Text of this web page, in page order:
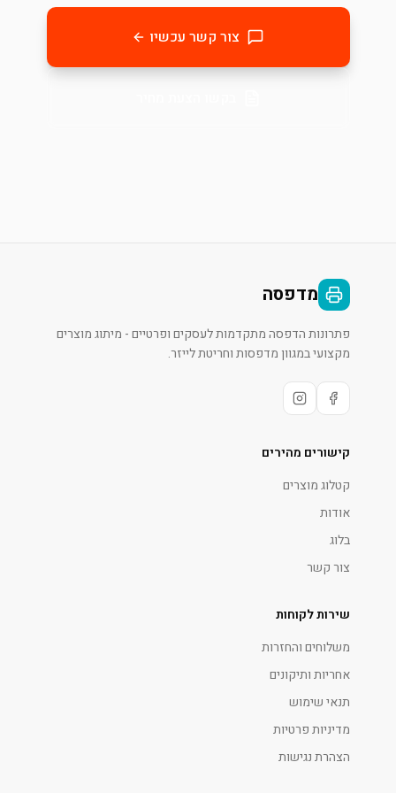
צור קשר עכשיו
מדפסה
פתרונות הדפסה מתקדמות לעסקים ופרטיים - מיתוג מוצרים
מקצועי במגוון מדפסות וחריטת לייזר.
קישורים מהירים
קטלוג מוצרים
אודות
בלוג
צור קשר
שירות לקוחות
משלוחים והחזרות
אחריות ותיקונים
תנאי שימוש
מדיניות פרטיות
הצהרת נגישות